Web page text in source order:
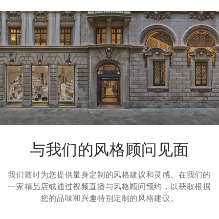
我们所有服装的寄送都是免费的。全球快递从周一到周五执行，
一般在5个工作日内送达。有关交货时间的更多信息，请参考运
输页面。
退货方式
我们很乐意为您免费提供7天退货，30天换货服务。更多信息，
请参考退货页面。
与我们的风格顾问见面
我们随时为您提供量身定制的风格建议和灵感。在我们的
一家精品店或通过视频直播与风格顾问预约，以获取根据
您的品味和兴趣特别定制的风格建议。